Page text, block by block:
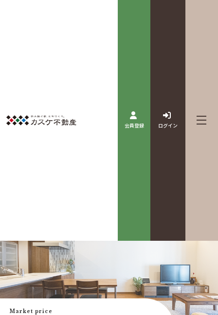
会員登録 ログイン
カスケって？
カスケホームグループ
買いたい
中古×RF(リノベ)
お客様の声
みんなの不動産小話
中古リフォーム事例
Market price